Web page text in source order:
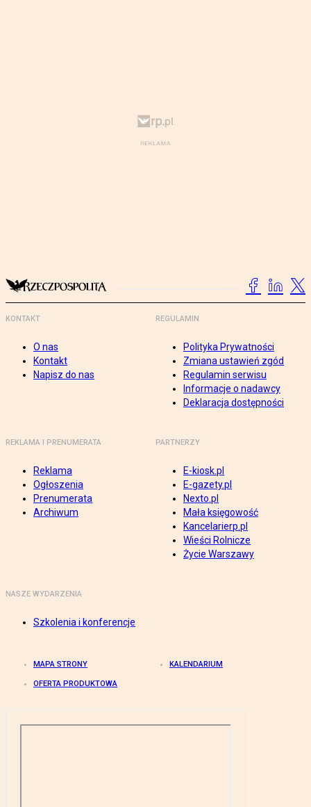
KONTAKT
O nas
Kontakt
Napisz do nas
REGULAMIN
Polityka Prywatności
Zmiana ustawień zgód
Regulamin serwisu
Informacje o nadawcy
Deklaracja dostępności
REKLAMA I PRENUMERATA
Reklama
Ogłoszenia
Prenumerata
Archiwum
PARTNERZY
E-kiosk.pl
E-gazety.pl
Nexto.pl
Mała księgowość
Kancelarierp.pl
Wieści Rolnicze
Życie Warszawy
NASZE WYDARZENIA
Szkolenia i konferencje
MAPA STRONY KALENDARIUM
OFERTA PRODUKTOWA